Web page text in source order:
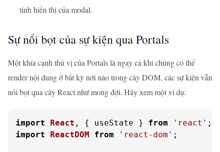
tính hiển thị của modal.
Sự nổi bọt của sự kiện qua Portals
Một khía cạnh thú vị của Portals là ngay cả khi chúng có thể
render nội dung ở bất kỳ nơi nào trong cây DOM, các sự kiện vẫn
nổi bọt qua cây React như mong đợi. Hãy xem một ví dụ:
import React , { useState } from 'react'
import
ReactDOM from 'react-dom' ;